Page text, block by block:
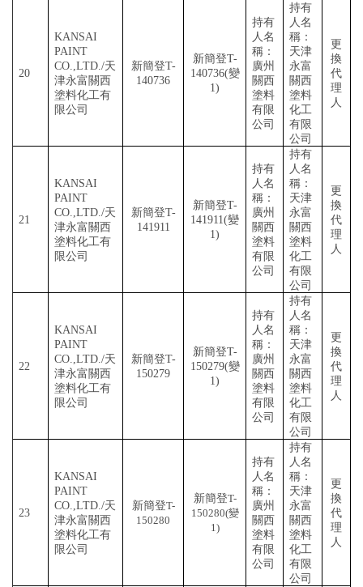
20
KANSAI
PAINT
CO.,LTD./天
津永富關西
塗料化工有
限公司
新簡登T-
140736
新簡登T-
140736(變
1)
持有
人名
稱：
廣州
關西
塗料
有限
公司
持有
人名
稱：
天津
永富
關西
塗料
化工
有限
公司
更
換
代
理
人
21
KANSAI
PAINT
CO.,LTD./天
津永富關西
塗料化工有
限公司
新簡登T-
141911
新簡登T-
141911(變
1)
持有
人名
稱：
廣州
關西
塗料
有限
公司
持有
人名
稱：
天津
永富
關西
塗料
化工
有限
公司
更
換
代
理
人
22
KANSAI
PAINT
CO.,LTD./天
津永富關西
塗料化工有
限公司
新簡登T-
150279
新簡登T-
150279(變
1)
持有
人名
稱：
廣州
關西
塗料
有限
公司
持有
人名
稱：
天津
永富
關西
塗料
化工
有限
公司
更
換
代
理
人
23
KANSAI
PAINT
CO.,LTD./天
津永富關西
塗料化工有
限公司
新簡登T-
150280
新簡登T-
150280(變
1)
持有
人名
稱：
廣州
關西
塗料
有限
公司
持有
人名
稱：
天津
永富
關西
塗料
化工
有限
公司
更
換
代
理
人